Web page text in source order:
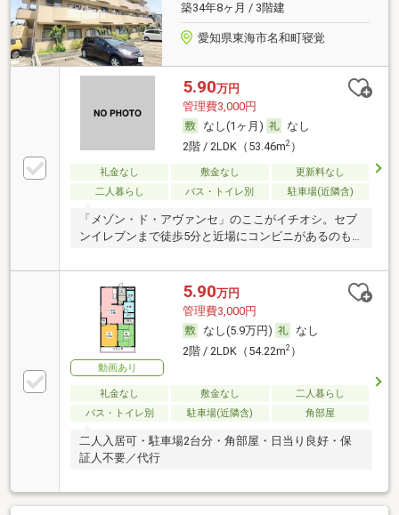
築34年8ヶ月 / 3階建
愛知県東海市名和町寝覚
5.90万円
管理費3,000円
なし(1ヶ月)
なし
2階 / 2LDK（53.46m2）
礼金なし 敷金なし
更新料なし
二人暮らし
バス・トイレ別 駐車場(近隣含)
「メゾン・ド・アヴァンセ」のここがイチオシ。セブ
ンイレブンまで徒歩5分と近場にコンビニがあるのも
動画あり
5.90万円
管理費3,000円
なし(5.9万円)
なし
2階 / 2LDK（54.22m2）
礼金なし 敷金なし
二人暮らし
バス・トイレ別
駐車場(近隣含) 角部屋
二人入居可・駐車場2台分・角部屋・日当り良好・保
証人不要／代行